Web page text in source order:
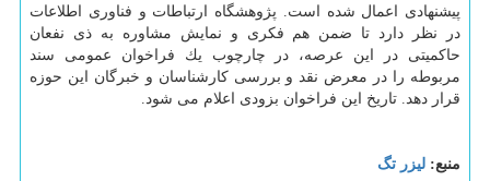
پیشنهادی اعمال شده است. پژوهشگاه ارتباطات و فناوری اطلاعات
در نظر دارد تا ضمن هم فكری و نمایش مشاوره به ذی نفعان
حاكمیتی در این عرصه، در چارچوب یك فراخوان عمومی سند
مربوطه را در معرض نقد و بررسی كارشناسان و خبرگان این حوزه
قرار دهد. تاریخ این فراخوان بزودی اعلام می شود.
منبع: لیزر تگ